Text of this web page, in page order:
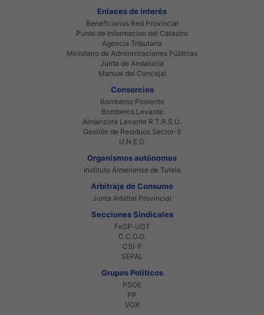
Enlaces de interés
Beneficiarios Red Provincial
Punto de Informacion del Catastro
Agencia Tributaria
Ministerio de Administraciones Públicas
Junta de Andalucia
Manual del Concejal
Consorcios
Bomberos Poniente
Bomberos Levante
Almanzora Levante R.T.R.S.U.
Gestión de Residuos Sector-II
U.N.E.D.
Organismos autónomos
Instituto Almeriense de Tutela
Arbitraje de Consumo
Junta Arbitral Provincial
Secciones Sindicales
FeSP-UGT
C.C.O.O.
CSI-F
SEPAL
Grupos Políticos
PSOE
PP
VOX